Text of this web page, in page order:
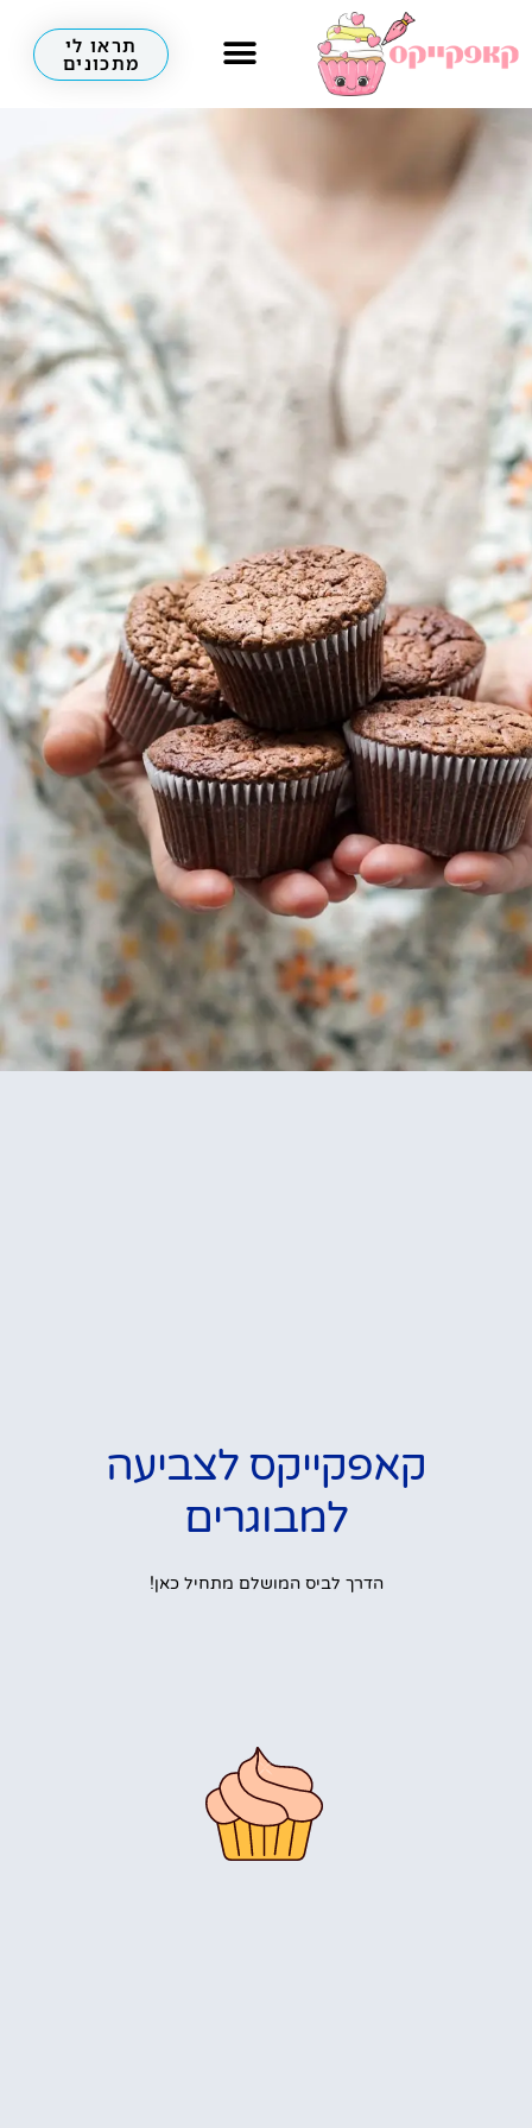
תראו לי
מתכונים
קאפקייקס לצביעה
למבוגרים
הדרך לביס המושלם מתחיל כאן!